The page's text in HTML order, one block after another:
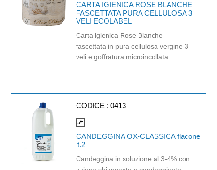
CARTA IGIENICA ROSE BLANCHE
FASCETTATA PURA CELLULOSA 3
VELI ECOLABEL
Carta igienica Rose Blanche
fascettata in pura cellulosa vergine 3
veli e goffratura microincollata.
CODICE : 0413
compare_arrows
CANDEGGINA OX-CLASSICA flacone
lt.2
Candeggina in soluzione al 3-4% con